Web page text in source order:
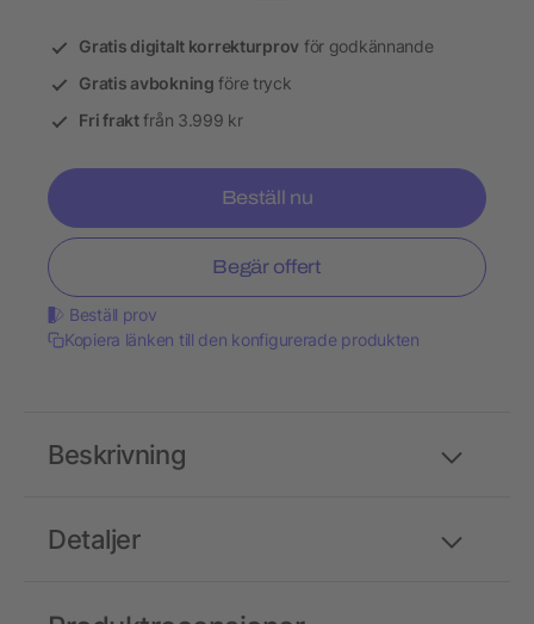
Gratis digitalt korrekturprov för godkännande
Gratis avbokning före tryck
Fri fraktfrån 3.999 kr
Beställ nu
Begär offert
Beställ prov
Kopiera länken till den konfigurerade produkten
Detaljer
Beskrivning